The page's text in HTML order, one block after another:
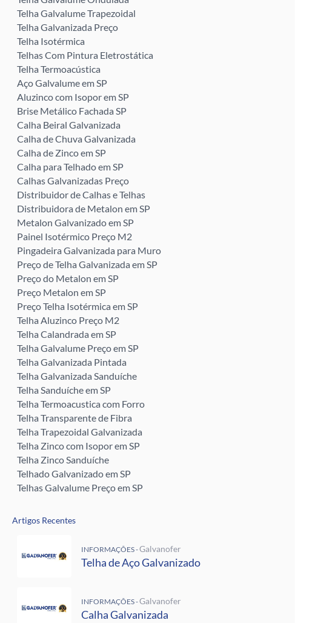
Telha Galvalume Trapezoidal
Telha Galvanizada Preço
Telha Isotérmica
Telhas Com Pintura Eletrostática
Telha Termoacústica
Aço Galvalume em SP
Aluzinco com Isopor em SP
Brise Metálico Fachada SP
Calha Beiral Galvanizada
Calha de Chuva Galvanizada
Calha de Zinco em SP
Calha para Telhado em SP
Calhas Galvanizadas Preço
Distribuidor de Calhas e Telhas
Distribuidora de Metalon em SP
Metalon Galvanizado em SP
Painel Isotérmico Preço M2
Pingadeira Galvanizada para Muro
Preço de Telha Galvanizada em SP
Preço do Metalon em SP
Preço Metalon em SP
Preço Telha Isotérmica em SP
Telha Aluzinco Preço M2
Telha Calandrada em SP
Telha Galvalume Preço em SP
Telha Galvanizada Pintada
Telha Galvanizada Sanduíche
Telha Sanduíche em SP
Telha Termoacustica com Forro
Telha Transparente de Fibra
Telha Trapezoidal Galvanizada
Telha Zinco com Isopor em SP
Telha Zinco Sanduíche
Telhado Galvanizado em SP
Telhas Galvalume Preço em SP
Tubo Metalon em SP
Valor da Telha de Zinco
Telha Galvanizada Preço M2
Telha Zipada
Artigos Recentes
INFORMAÇÕES -Galvanofer
Telha de Aço Galvanizado
INFORMAÇÕES -Galvanofer
Calha Galvanizada